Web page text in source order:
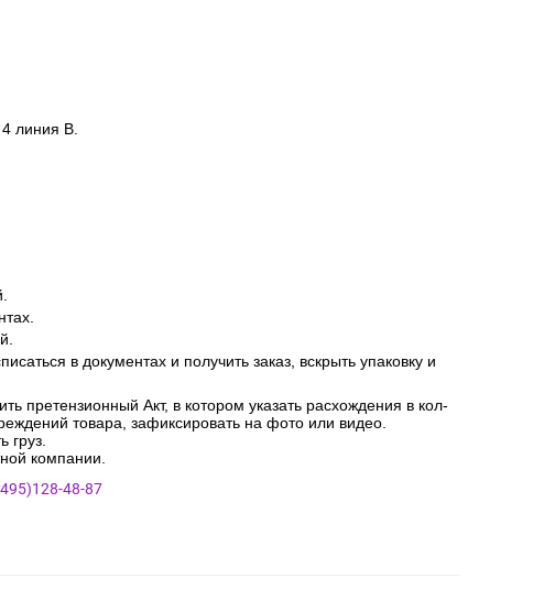
линия В.
в документах и получить заказ, вскрыть упаковку и
претензионный Акт, в котором указать расхождения в кол-
товара, зафиксировать на фото или видео.
груз.
компании.
48-87